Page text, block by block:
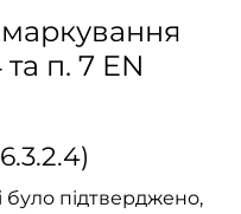
маркування
п. 7 EN
було підтверджено,